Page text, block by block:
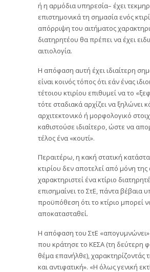
ή η αρμόδια υπηρεσία– έχει
επιστημονικά τη σημασία ενός
απόρριψη του αιτήματος
διατηρητέου θα πρέπει να έχει
αιτιολογία.
Η απόφαση αυτή έχει ιδιαίτερη
είναι κοινός τόπος ότι εάν ένας
τέτοιου κτιρίου επιθυμεί να το
τότε σταδιακά αρχίζει να ξηλώνει
αρχιτεκτονικό ή μορφολογικό
καθιστούσε ιδιαίτερο, ώστε να
τέλος ένα «κουτί».
Περαιτέρω, η κακή στατική
κτιρίου δεν αποτελεί από μόνη της
χαρακτηριστεί ένα κτίριο
επισημαίνει το ΣτΕ, πάντα βέβαια
προϋπόθεση ότι το κτίριο μπορεί
αποκατασταθεί.
Η απόφαση του ΣτΕ
που κράτησε το ΚΕΣΑ (τη δεύτερη
θέμα επανήλθε), χαρακτηρίζοντάς
και αντιφατική». «Η όλως γενική